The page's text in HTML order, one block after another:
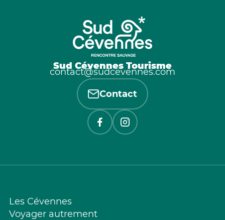
Sud Cévennes Tourisme
contact@sudcevennes.com
Contact
Les Cévennes
Voyager autrement